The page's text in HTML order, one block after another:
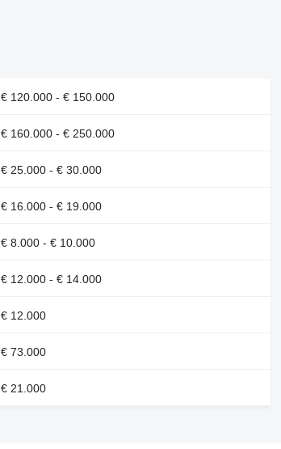
€ 120.000 - € 150.000
€ 160.000 - € 250.000
€ 25.000 - € 30.000
€ 16.000 - € 19.000
€ 8.000 - € 10.000
€ 12.000 - € 14.000
€ 12.000
€ 73.000
€ 21.000